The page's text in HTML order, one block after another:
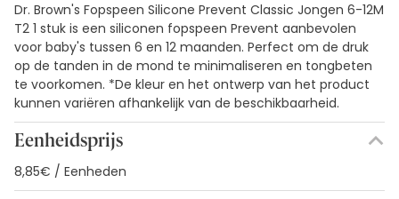
Dr. Brown's Fopspeen Silicone Prevent Classic Jongen 6-12M
T2 1 stuk is een siliconen fopspeen Prevent aanbevolen
voor baby's tussen 6 en 12 maanden. Perfect om de druk
op de tanden in de mond te minimaliseren en tongbeten
te voorkomen. *De kleur en het ontwerp van het product
kunnen variëren afhankelijk van de beschikbaarheid.
Eenheidsprijs
8,85€ / Eenheden